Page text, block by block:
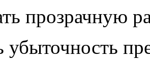
прозрачную
убыточность